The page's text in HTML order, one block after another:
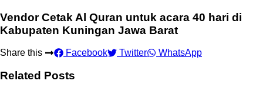
Vendor Cetak Al Quran untuk acara 40 hari di
Kabupaten Kuningan Jawa Barat
Share this Facebook Twitter WhatsApp
Related Posts